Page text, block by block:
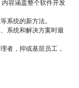
容涵盖整个软件开发
系统的新方法。
系统和解决方案时最
者，抑或基层员工，